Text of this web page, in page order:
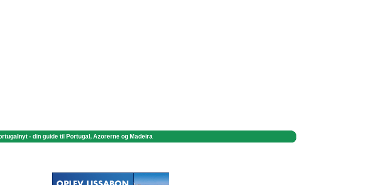
- din guide til Portugal, Azorerne og Madeira